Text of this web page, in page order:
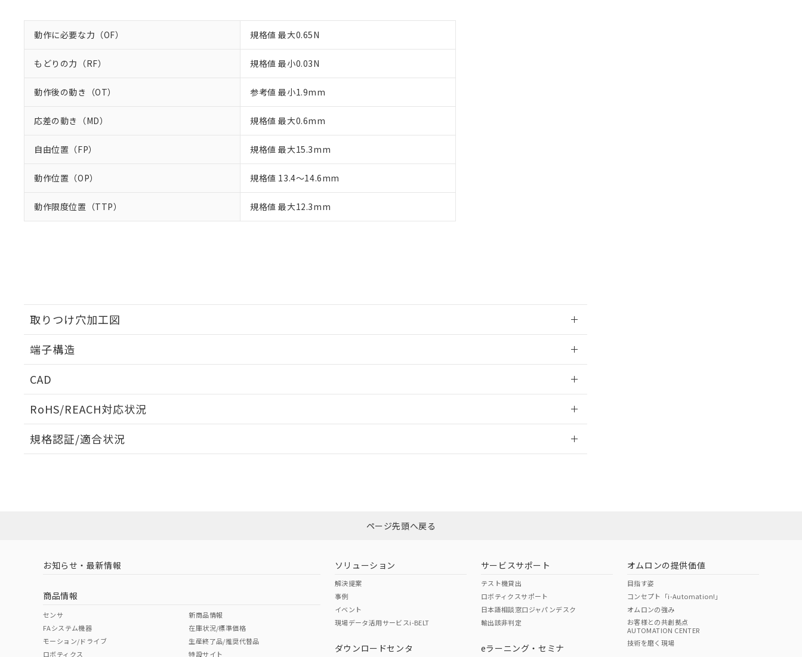
動作に必要な力（OF） 規格値 最大0.65N
もどりの力（RF） 規格値 最小0.03N
動作後の動き（OT） 参考値 最小1.9mm
応差の動き（MD） 規格値 最大0.6mm
自由位置（FP） 規格値 最大15.3mm
動作位置（OP） 規格値 13.4～14.6mm
動作限度位置（TTP） 規格値 最大12.3mm
取りつけ穴加工図
端子構造
CAD
RoHS/REACH対応状況
EU RoHS 注意事項・凡例
ダウンロードはこちら
中国 RoHS 注意事項・凡例
中国 RoHS表
Pb Hg Cr(VI)
規格認証/適合状況
また、RoHS指令のフタル酸エステル類４物質の対応では、対応完了までの期間は出荷製品に未対応品が
混在することから備考欄に対応日を記載しておりました。
ページ先頭へ戻る
お知らせ・最新情報
商品情報
センサ
FAシステム機器
モーション/ドライブ
ロボティクス
新商品情報
在庫状況/標準価格
生産終了品/推奨代替品
特設サイト
ソリューション
解決提案
事例
イベント
現場データ活用サービスi-BELT
ダウンロードセンタ
サービスサポート
テスト機貸出
ロボティクスサポート
日本語相談窓口ジャパンデスク
輸出該非判定
eラーニング・セミナ
オムロンの提供価値
目指す姿
コンセプト「i-Automation!」
オムロンの強み
お客様との共創拠点
AUTOMATION CENTER
技術を磨く現場